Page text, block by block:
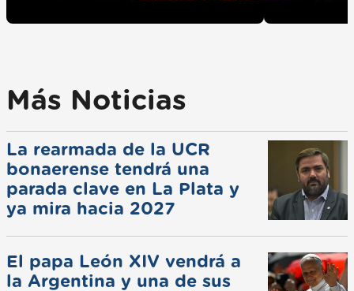
Más Noticias
La rearmada de la UCR
bonaerense tendrá una
parada clave en La Plata y
ya mira hacia 2027
El papa León XIV vendrá a
la Argentina y una de sus